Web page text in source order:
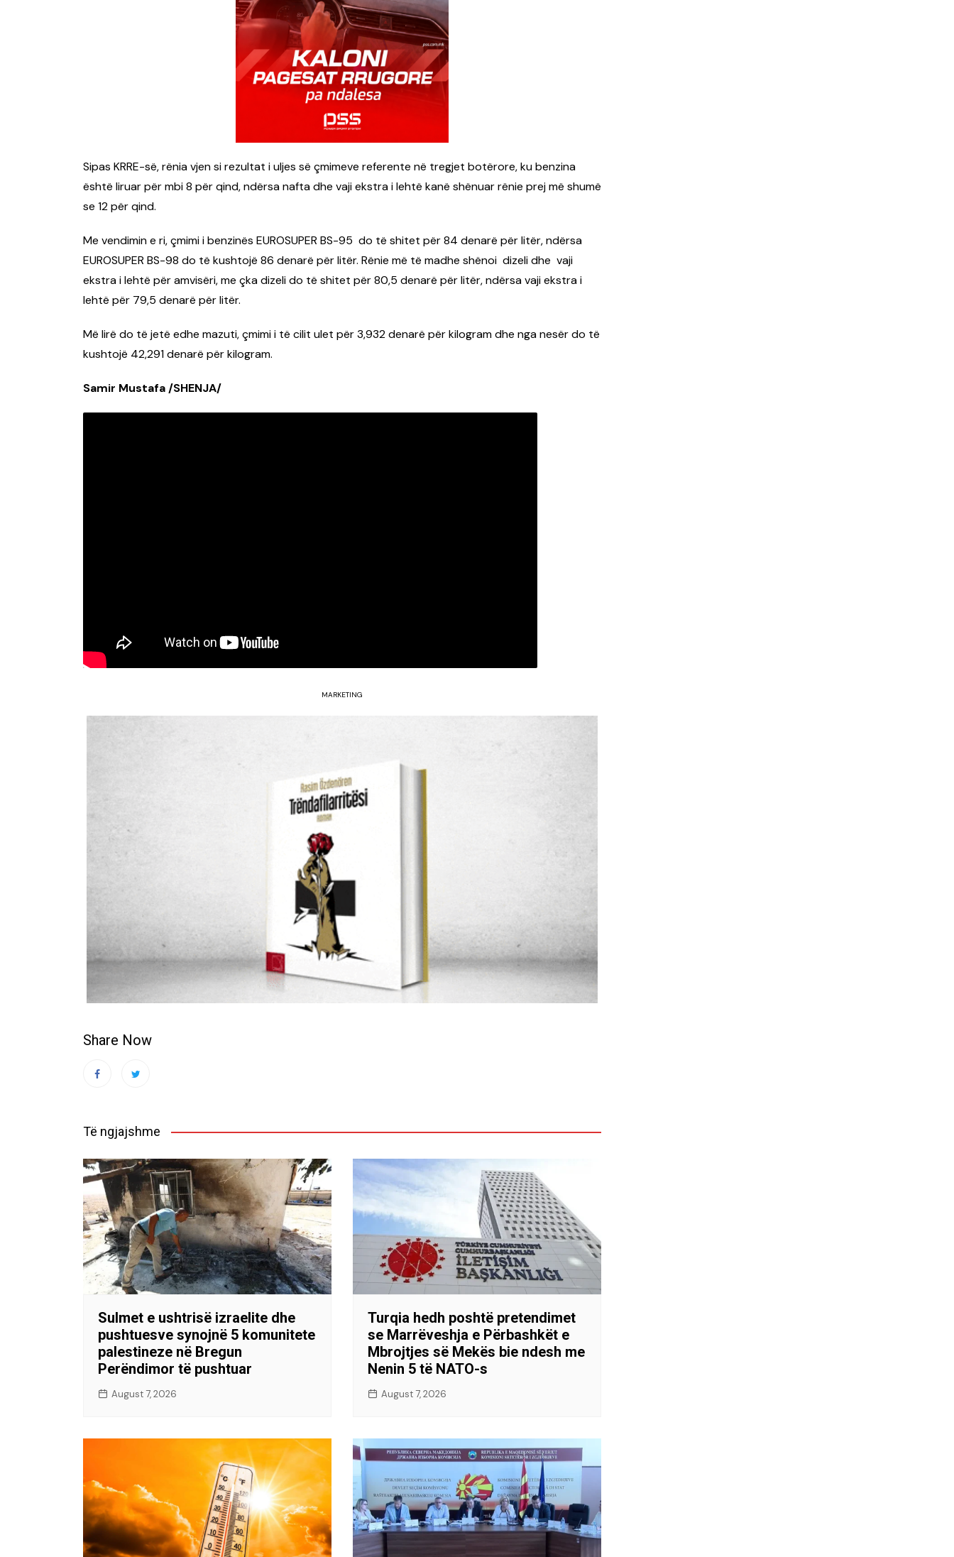
Sipas KRRE-së, rënia vjen si rezultat i uljes së çmimeve referente në tregjet botërore, ku benzina
është liruar për mbi 8 për qind, ndërsa nafta dhe vaji ekstra i lehtë kanë shënuar rënie prej më shumë
se 12 për qind.
Me vendimin e ri, çmimi i benzinës EUROSUPER BS-95 do të shitet për 84 denarë për litër, ndërsa
EUROSUPER BS-98 do të kushtojë 86 denarë për litër. Rënie më të madhe shënoi dizeli dhe vaji
ekstra i lehtë për amvisëri, me çka dizeli do të shitet për 80,5 denarë për litër, ndërsa vaji ekstra i
lehtë për 79,5 denarë për litër.
Më lirë do të jetë edhe mazuti, çmimi i të cilit ulet për 3,932 denarë për kilogram dhe nga nesër do të
kushtojë 42,291 denarë për kilogram.
Samir Mustafa /SHENJA/
MARKETING
Share Now
Të ngjajshme
Sulmet e ushtrisë izraelite dhe
pushtuesve synojnë 5 komunitete
palestineze në Bregun
Perëndimor të pushtuar
August 7, 2026
Turqia hedh poshtë pretendimet
se Marrëveshja e Përbashkët e
Mbrojtjes së Mekës bie ndesh me
Nenin 5 të NATO-s
August 7, 2026